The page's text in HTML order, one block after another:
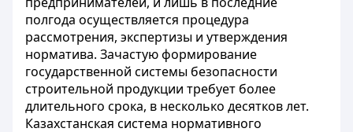
полгода осуществляется процедура
рассмотрения, экспертизы и утверждения
норматива. Зачастую формирование
государственной системы безопасности
строительной продукции требует более
длительного срока, в несколько десятков лет.
Казахстанская система нормативного